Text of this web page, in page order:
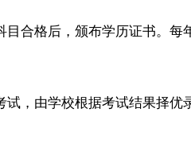
合格后，颁布学历证书。每
，由学校根据考试结果择优